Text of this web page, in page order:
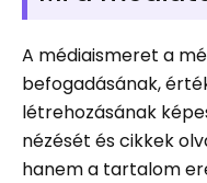
A médiaismeret a
befogadásának,
létrehozásának
nézését és cikkek
hanem a tartalom